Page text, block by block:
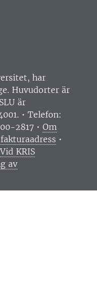
har
Huvudorter är
SLU är
• Telefon:
2817 • Om
•
Vid KRIS
av